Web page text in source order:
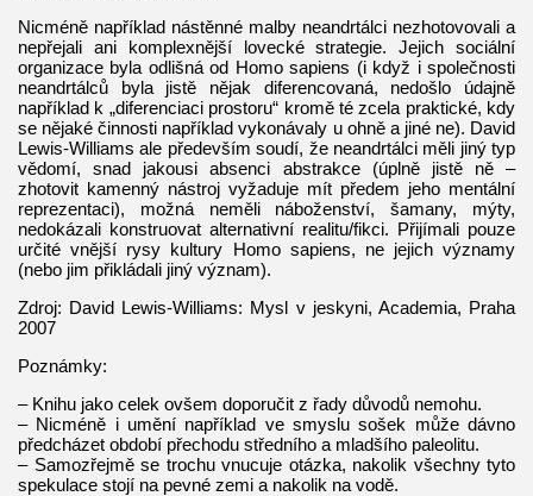
Nicméně například nástěnné malby neandrtálci nezhotovovali a
nepřejali ani komplexnější lovecké strategie. Jejich sociální
organizace byla odlišná od Homo sapiens (i když i společnosti
neandrtálců byla jistě nějak diferencovaná, nedošlo údajně
například k „diferenciaci prostoru“ kromě té zcela praktické, kdy
se nějaké činnosti například vykonávaly u ohně a jiné ne). David
Lewis-Williams ale především soudí, že neandrtálci měli jiný typ
vědomí, snad jakousi absenci abstrakce (úplně jistě ně –
zhotovit kamenný nástroj vyžaduje mít předem jeho mentální
reprezentaci), možná neměli náboženství, šamany, mýty,
nedokázali konstruovat alternativní realitu/fikci. Přijímali pouze
určité vnější rysy kultury Homo sapiens, ne jejich významy
(nebo jim přikládali jiný význam).
Zdroj: David Lewis-Williams: Mysl v jeskyni, Academia, Praha
2007
Poznámky:
– Knihu jako celek ovšem doporučit z řady důvodů nemohu.
– Nicméně i umění například ve smyslu sošek může dávno
předcházet období přechodu středního a mladšího paleolitu.
– Samozřejmě se trochu vnucuje otázka, nakolik všechny tyto
spekulace stojí na pevné zemi a nakolik na vodě.